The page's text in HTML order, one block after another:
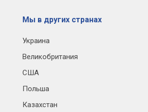
Мы в других странах
Украина
Великобритания
США
Польша
Казахстан